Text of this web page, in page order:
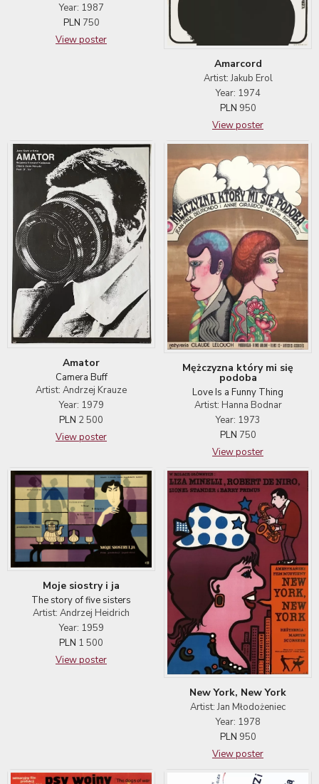
Year: 1987
PLN 750
View poster
Amarcord
Artist: Jakub Erol
Year: 1974
PLN 950
View poster
Amator
Camera Buff
Artist: Andrzej Krauze
Year: 1979
PLN 2 500
View poster
Mężczyzna który mi się
podoba
Love Is a Funny Thing
Artist: Hanna Bodnar
Year: 1973
PLN 750
View poster
Moje siostry i ja
The story of five sisters
Artist: Andrzej Heidrich
Year: 1959
PLN 1 500
View poster
New York, New York
Artist: Jan Młodożeniec
Year: 1978
PLN 950
View poster